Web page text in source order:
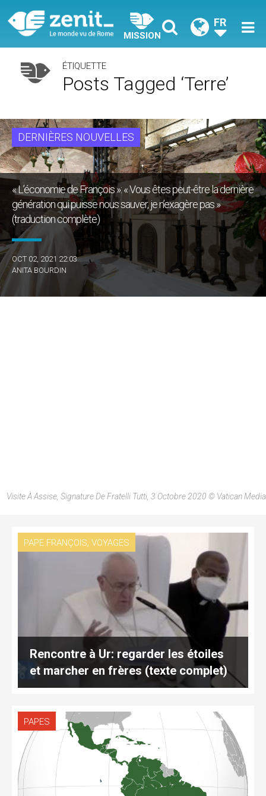
MISSION
FR
ÉTIQUETTE
Posts Tagged ‘Terre’
DERNIÈRES NOUVELLES
« L’économie de François »: « Vous êtes peut-être la dernière
génération qui puisse nous sauver, je n’exagère pas »
(traduction complète)
OCT 02, 2021 22:03
ANITA BOURDIN
Visite À Assise, Signature De Fratelli Tutti, 3 Octobre 2020 © Vatican Media
PAPE FRANÇOIS, VOYAGES
Rencontre à Ur: regarder les étoiles
et marcher en frères (texte complet)
PAPES